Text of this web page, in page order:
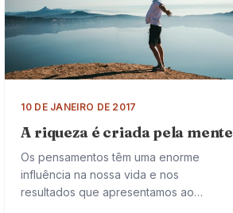
10 DE JANEIRO DE 2017
A riqueza é criada pela mente
Os pensamentos têm uma enorme
influência na nossa vida e nos
resultados que apresentamos ao